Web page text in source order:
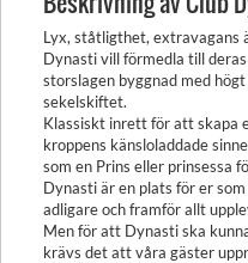
Lyx, ståtligthet, extravagans
Dynasti vill förmedla till
storslagen byggnad med
sekelskiftet.
Klassiskt inrett för att skapa
kroppens känsloladdade
som en Prins eller prinsessa
Dynasti är en plats för er
adligare och framför allt
Men för att Dynasti ska
krävs det att våra gäster